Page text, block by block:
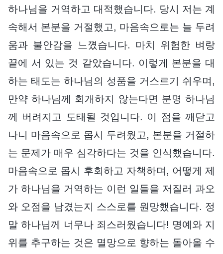
하나님을 거역하고 대적했습니다. 당시 저는 계
속해서 본분을 거절했고, 마음속으로는 늘 두려
움과 불안감을 느꼈습니다. 마치 위험한 벼랑
끝에 서 있는 것 같았습니다. 이렇게 본분을 대
하는 태도는 하나님의 성품을 거스르기 쉬우며,
만약 하나님께 회개하지 않는다면 분명 하나님
께 버려지고 도태될 것입니다. 이 점을 깨닫고
나니 마음속으로 몹시 두려웠고, 본분을 거절하
는 문제가 매우 심각하다는 것을 인식했습니다.
마음속으로 몹시 후회하고 자책하며, 어떻게 제
가 하나님을 거역하는 이런 일들을 저질러 과오
와 오점을 남겼는지 스스로를 원망했습니다. 정
말 하나님께 너무나 죄스러웠습니다! 명예와 지
위를 추구하는 것은 멸망으로 향하는 돌아올 수